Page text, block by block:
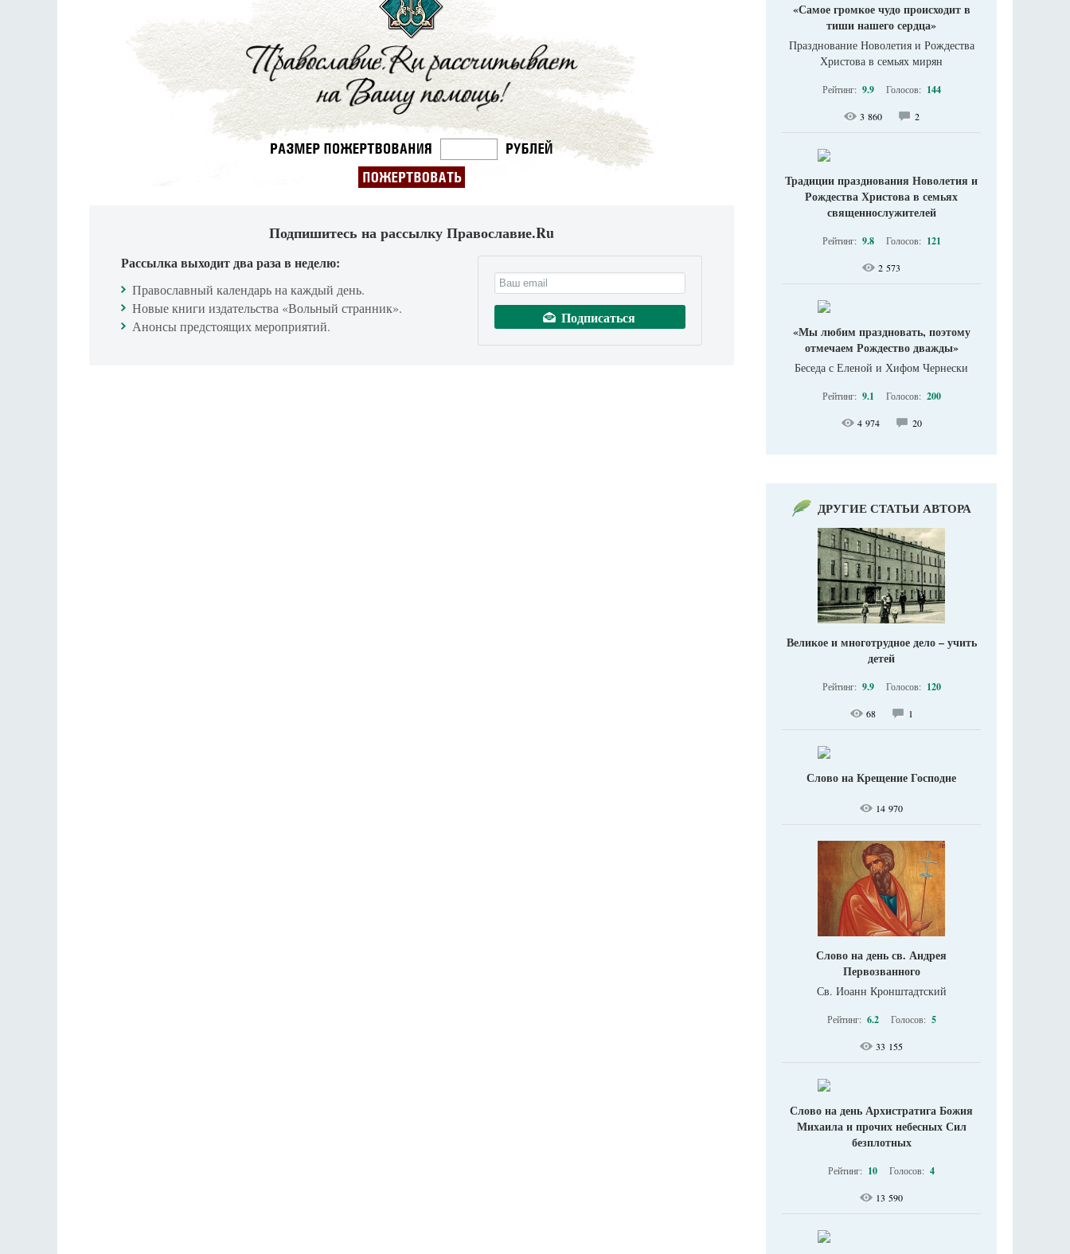
Подпишитесь на рассылку Православие.Ru
Рассылка выходит два раза в неделю:
Православный календарь на каждый день.
Новые книги издательства «Вольный странник».
Анонсы предстоящих мероприятий.
«Самое громкое чудо происходит в
тиши нашего сердца»
Празднование Новолетия и Рождества
Христова в семьях мирян
Рейтинг: 9.9 Голосов: 144
3 860 2
Традиции празднования Новолетия и
Рождества Христова в семьях
священнослужителей
Рейтинг: 9.8 Голосов: 121
2 573
«Мы любим праздновать, поэтому
отмечаем Рождество дважды»
Беседа с Еленой и Хифом Чернески
Рейтинг: 9.1 Голосов: 200
4 974 20
ДРУГИЕ СТАТЬИ АВТОРА
Великое и многотрудное дело – учить
детей
Рейтинг: 9.9 Голосов: 120
68 1
Слово на Крещение Господне
14 970
Слово на день св. Андрея
Первозванного
Св. Иоанн Кронштадтский
Рейтинг: 6.2 Голосов: 5
33 155
Слово на день Архистратига Божия
Михаила и прочих небесных Сил
безплотных
Рейтинг: 10 Голосов: 4
13 590